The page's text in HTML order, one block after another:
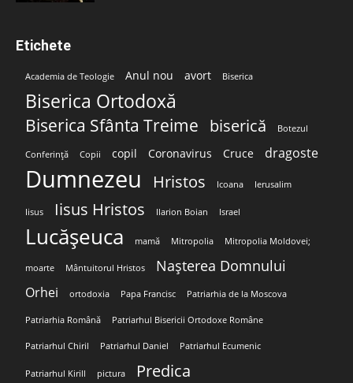
Etichete
Academia de Teologie Anul nou avort Biserica
Biserica Ortodoxă
Biserica Sfânta Treime biserică Botezul
Conferință Copii copil Coronavirus Cruce dragoste
Dumnezeu Hristos Icoana Ierusalim
Iisus Iisus Hristos Ilarion Boian Israel
Lucășeuca mamă Mitropolia Mitropolia Moldovei;
moarte Mântuitorul Hristos Nașterea Domnului
Orhei ortodoxia Papa Francisc Patriarhia de la Moscova
Patriarhia Română Patriarhul Bisericii Ortodoxe Române
Patriarhul Chiril Patriarhul Daniel Patriarhul Ecumenic
Patriarhul Kirill pictura Predica